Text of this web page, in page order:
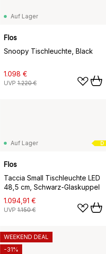
Auf Lager
Flos
Snoopy Tischleuchte, Black
1.098 €
UVP 1.220 €
D
Auf Lager
Flos
Taccia Small Tischleuchte LED
48,5 cm, Schwarz-Glaskuppel
1.094,91 €
UVP 1.150 €
WEEKEND DEAL
-31%